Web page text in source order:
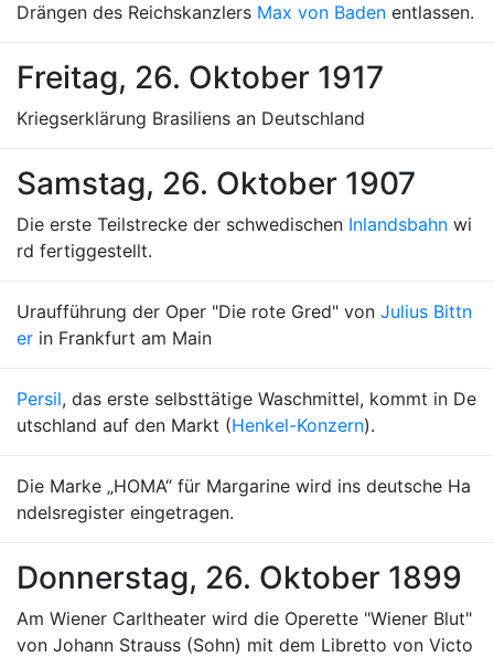
Drängen des Reichskanzlers Max von Baden entlassen.
Freitag, 26. Oktober 1917
Kriegserklärung Brasiliens an Deutschland
Samstag, 26. Oktober 1907
Die erste Teilstrecke der schwedischen Inlandsbahn wi
rd fertiggestellt.
Uraufführung der Oper "Die rote Gred" von Julius Bittn
er in Frankfurt am Main
Persil, das erste selbsttätige Waschmittel, kommt in De
utschland auf den Markt (Henkel-Konzern).
Die Marke „HOMA“ für Margarine wird ins deutsche Ha
ndelsregister eingetragen.
Donnerstag, 26. Oktober 1899
Am Wiener Carltheater wird die Operette "Wiener Blut"
von Johann Strauss (Sohn) mit dem Libretto von Victo